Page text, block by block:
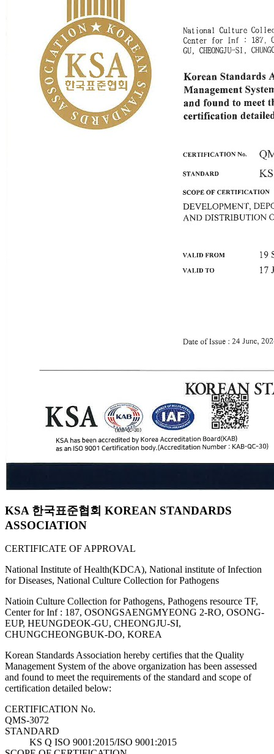
KSA 한국표준협회 KOREAN STANDARDS
ASSOCIATION
CERTIFICATE OF APPROVAL
National Institute of Health(KDCA), National institute of Infection
for Diseases, National Culture Collection for Pathogens
Natioin Culture Collection for Pathogens, Pathogens resource TF,
Center for Inf : 187, OSONGSAENGMYEONG 2-RO, OSONG-
EUP, HEUNGDEOK-GU, CHEONGJU-SI,
CHUNGCHEONGBUK-DO, KOREA
Korean Standards Association hereby certifies that the Quality
Management System of the above organization has been assessed
and found to meet the requirements of the standard and scope of
certification detailed below:
CERTIFICATION No.
QMS-3072
STANDARD
KS Q ISO 9001:2015/ISO 9001:2015